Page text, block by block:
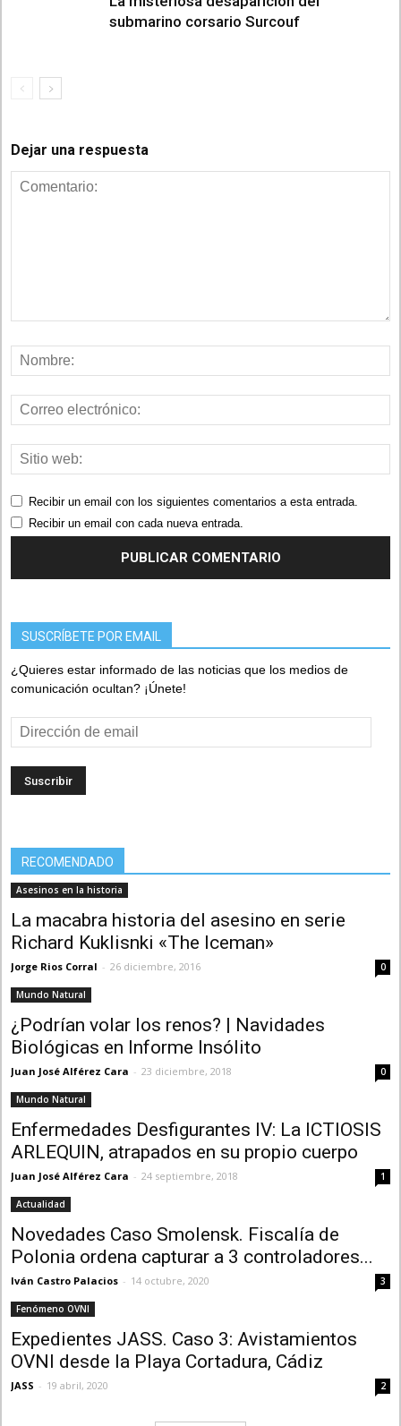
submarino corsario Surcouf
Dejar una respuesta
Recibir un email con los siguientes comentarios a esta entrada.
Recibir un email con cada nueva entrada.
SUSCRÍBETE POR EMAIL
¿Quieres estar informado de las noticias que los medios de
comunicación ocultan? ¡Únete!
Dirección
de
email
RECOMENDADO
Asesinos en la historia
La macabra historia del asesino en serie
Richard Kuklisnki «The Iceman»
Jorge Rios Corral - 26 diciembre, 2016 0
Mundo Natural
¿Podrían volar los renos? | Navidades
Biológicas en Informe Insólito
Juan José Alférez Cara - 23 diciembre, 2018 0
Mundo Natural
Enfermedades Desfigurantes IV: La ICTIOSIS
ARLEQUIN, atrapados en su propio cuerpo
Juan José Alférez Cara - 24 septiembre, 2018 1
Actualidad
Novedades Caso Smolensk. Fiscalía de
Polonia ordena capturar a 3 controladores...
Iván Castro Palacios - 14 octubre, 2020 3
Fenómeno OVNI
Expedientes JASS. Caso 3: Avistamientos
OVNI desde la Playa Cortadura, Cádiz
JASS - 19 abril, 2020 2